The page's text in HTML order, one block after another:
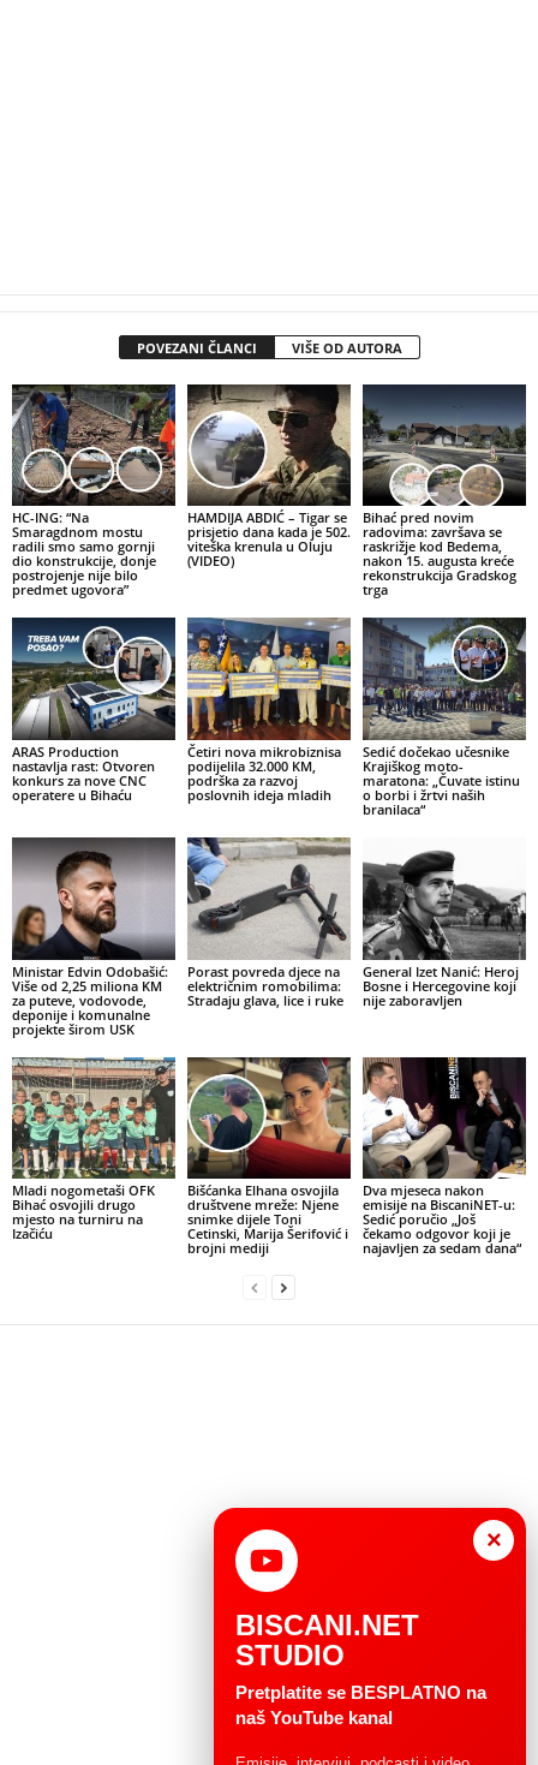
POVEZANI ČLANCI VIŠE OD AUTORA
HC-ING: “Na
Smaragdnom mostu
radili smo samo gornji
dio konstrukcije, donje
postrojenje nije bilo
predmet ugovora”
HAMDIJA ABDIĆ – Tigar se
prisjetio dana kada je 502.
viteška krenula u Oluju
(VIDEO)
Bihać pred novim
radovima: završava se
raskrižje kod Bedema,
nakon 15. augusta kreće
rekonstrukcija Gradskog
trga
ARAS Production
nastavlja rast: Otvoren
konkurs za nove CNC
operatere u Bihaću
Četiri nova mikrobiznisa
podijelila 32.000 KM,
podrška za razvoj
poslovnih ideja mladih
Sedić dočekao učesnike
Krajiškog moto-
maratona: „Čuvate istinu
o borbi i žrtvi naših
branilaca“
Ministar Edvin Odobašić:
Više od 2,25 miliona KM
za puteve, vodovode,
deponije i komunalne
projekte širom USK
Porast povreda djece na
električnim romobilima:
Stradaju glava, lice i ruke
General Izet Nanić: Heroj
Bosne i Hercegovine koji
nije zaboravljen
Mladi nogometaši OFK
Bihać osvojili drugo
mjesto na turniru na
Izačiću
Bišćanka Elhana osvojila
društvene mreže: Njene
snimke dijele Toni
Cetinski, Marija Šerifović i
brojni mediji
Dva mjeseca nakon
emisije na BiscaniNET-u:
Sedić poručio „Još
čekamo odgovor koji je
najavljen za sedam dana“
×
BISCANI.NET
STUDIO
Pretplatite se BESPLATNO na
naš YouTube kanal